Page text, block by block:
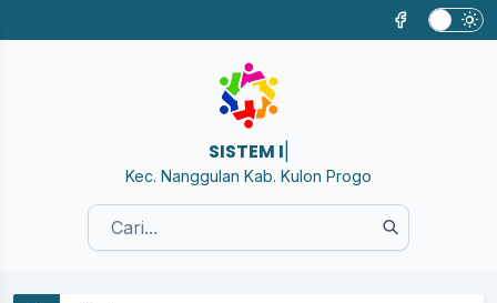
SISTEM INFORM
Kec. Nanggulan Kab. Kulon Progo